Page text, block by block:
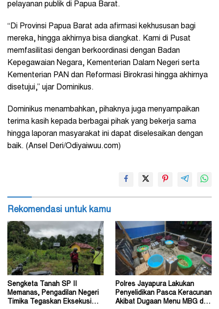
pelayanan publik di Papua Barat.
“Di Provinsi Papua Barat ada afirmasi kekhususan bagi
mereka, hingga akhirnya bisa diangkat. Kami di Pusat
memfasilitasi dengan berkoordinasi dengan Badan
Kepegawaian Negara, Kementerian Dalam Negeri serta
Kementerian PAN dan Reformasi Birokrasi hingga akhirnya
disetujui,” ujar Dominikus.
Dominikus menambahkan, pihaknya juga menyampaikan
terima kasih kepada berbagai pihak yang bekerja sama
hingga laporan masyarakat ini dapat diselesaikan dengan
baik. (Ansel Deri/Odiyaiwuu.com)
Rekomendasi untuk kamu
Sengketa Tanah SP II
Memanas, Pengadilan Negeri
Timika Tegaskan Eksekusi
Polres Jayapura Lakukan
Penyelidikan Pasca Keracunan
Akibat Dugaan Menu MBG di